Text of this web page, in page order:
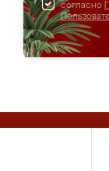
согласно